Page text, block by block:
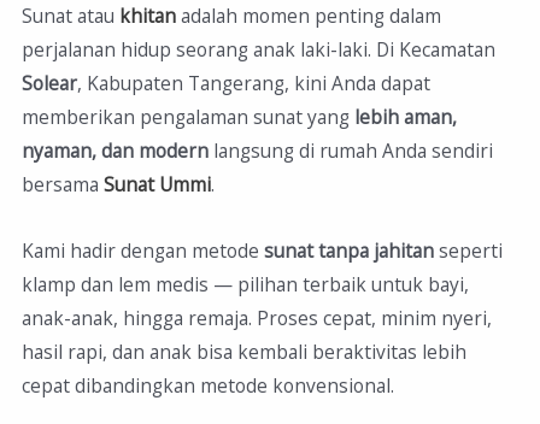
Sunat atau khitanadalah momen penting dalam
perjalanan hidup seorang anak laki-laki. Di Kecamatan
Solear, Kabupaten Tangerang, kini Anda dapat
memberikan pengalaman sunat yang lebih aman,
nyaman, dan modern langsung di rumah Anda sendiri
bersamaSunat Ummi.
Kami hadir dengan metodesunat tanpa jahitanseperti
klamp dan lem medis — pilihan terbaik untuk bayi,
anak-anak, hingga remaja. Proses cepat, minim nyeri,
hasil rapi, dan anak bisa kembali beraktivitas lebih
cepat dibandingkan metode konvensional.